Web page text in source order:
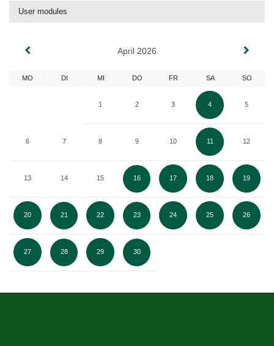
User modules
April 2026
MO DI MI DO FR SA SO
1 2 3 4 5
6 7 8 9 10 11 12
13 14 15 16 17 18 19
20 21 22 23 24 25 26
27 28 29 30